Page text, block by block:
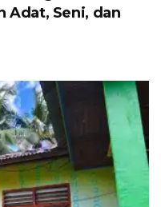
Adat, Seni, dan